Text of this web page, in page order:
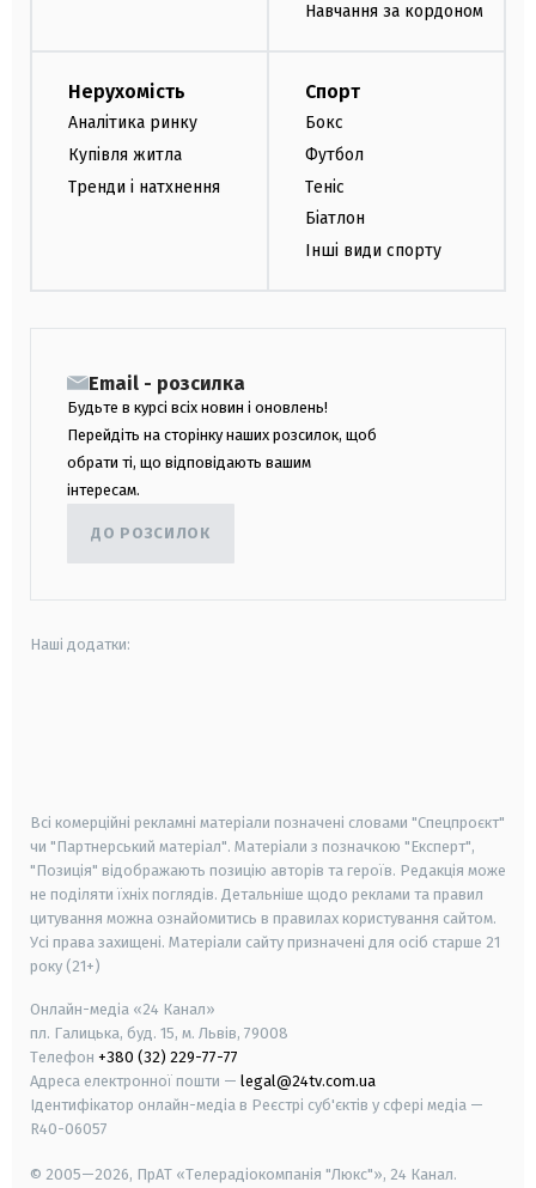
Навчання за кордоном
Нерухомість
Аналітика ринку
Купівля житла
Тренди і натхнення
Спорт
Бокс
Футбол
Теніс
Біатлон
Інші види спорту
Email - розсилка
Будьте в курсі всіх новин і оновлень!
Перейдіть на сторінку наших розсилок, щоб
обрати ті, що відповідають вашим
інтересам.
ДО РОЗСИЛОК
Наші додатки:
Всі комерційні рекламні матеріали позначені словами "Спецпроєкт"
чи "Партнерський матеріал". Матеріали з позначкою "Експерт",
"Позиція" відображають позицію авторів та героїв. Редакція може
не поділяти їхніх поглядів. Детальніше щодо реклами та правил
цитування можна ознайомитись в правилах користування сайтом.
Усі права захищені. Матеріали сайту призначені для осіб старше 21
року (21+)
Онлайн-медіа «24 Канал»
пл. Галицька, буд. 15, м. Львів, 79008
Телефон +380 (32) 229-77-77
Адреса електронної пошти — legal@24tv.com.ua
Ідентифікатор онлайн-медіа в Реєстрі суб'єктів у сфері медіа —
R40-06057
© 2005—2026, ПрАТ «Телерадіокомпанія "Люкс"», 24 Канал.